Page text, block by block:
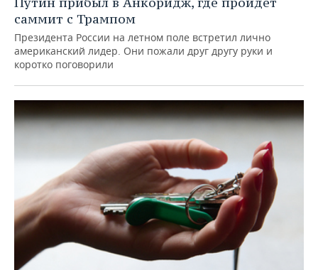
ХОККЕЙ С МЯЧОМ
ПРОИСШЕСТВИЯ
саммит с Трампом
Президента России на летном поле встретил лично
американский лидер. Они пожали друг другу руки и
коротко поговорили